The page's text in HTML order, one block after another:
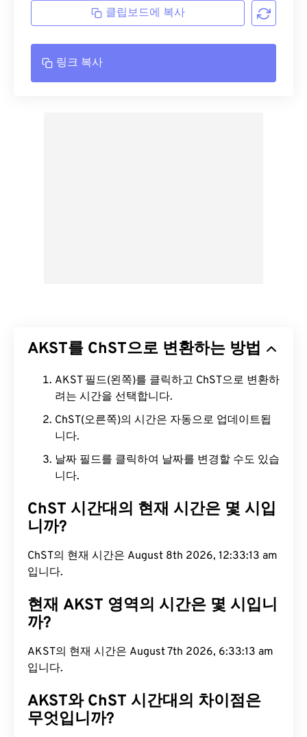
클립보드에 복사
링크 복사
AKST를 ChST으로 변환하는 방법
AKST 필드(왼쪽)를 클릭하고 ChST으로 변환하
려는 시간을 선택합니다.
ChST(오른쪽)의 시간은 자동으로 업데이트됩
니다.
날짜 필드를 클릭하여 날짜를 변경할 수도 있습
니다.
ChST 시간대의 현재 시간은 몇 시입
니까?
ChST의 현재 시간은 August 8th 2026, 12:33:14 am
입니다.
현재 AKST 영역의 시간은 몇 시입니
까?
AKST의 현재 시간은 August 7th 2026, 6:33:14 am
입니다.
AKST와 ChST 시간대의 차이점은
무엇입니까?